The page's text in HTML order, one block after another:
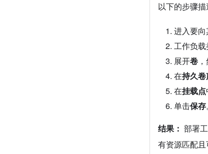
以下的步骤
进入要向
工作负
展开卷
在持久卷
在挂载点
单击保存。
结果： 部署
有资源匹配